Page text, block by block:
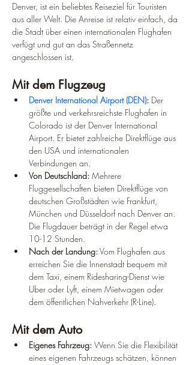
Denver, ist ein beliebtes Reiseziel für Touristen
aus aller Welt. Die Anreise ist relativ einfach, da
die Stadt über einen internationalen Flughafen
verfügt und gut an das Straßennetz
angeschlossen ist.
Mit dem Flugzeug
Denver International Airport (DEN): Der
größte und verkehrsreichste Flughafen in
Colorado ist der Denver International
Airport. Er bietet zahlreiche Direktflüge aus
den USA und internationalen
Verbindungen an.
Von Deutschland: Mehrere
Fluggesellschaften bieten Direktflüge von
deutschen Großstädten wie Frankfurt,
München und Düsseldorf nach Denver an.
Die Flugdauer beträgt in der Regel etwa
10-12 Stunden.
Nach der Landung: Vom Flughafen aus
erreichen Sie die Innenstadt bequem mit
dem Taxi, einem Ridesharing-Dienst wie
Uber oder Lyft, einem Mietwagen oder
dem öffentlichen Nahverkehr (R-Line).
Mit dem Auto
Eigenes Fahrzeug: Wenn Sie die Flexibilität
eines eigenen Fahrzeugs schätzen, können